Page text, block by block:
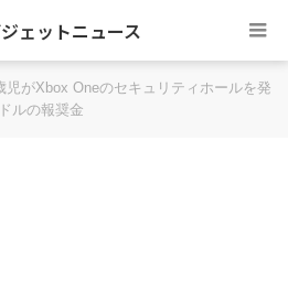
ェットニュース
児がXbox Oneのセキュリティホールを発
ルの報奨金